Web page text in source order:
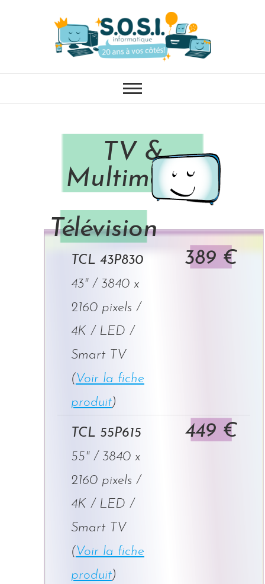
SOSI
Informatique
TV &
Multimédia
Télévision
TCL 43P830
43" / 3840 x
2160 pixels /
4K / LED /
Smart TV
( Voir la fiche
produit)
389 €
TCL 55P615
55" / 3840 x
2160 pixels /
4K / LED /
Smart TV
( Voir la fiche
produit)
449 €